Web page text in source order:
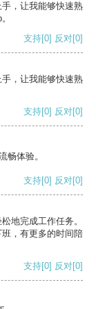
，让我能够快速熟
支持[0] 反对[0]
，让我能够快速熟
支持[0] 反对[0]
畅体验。
支持[0] 反对[0]
地完成工作任务。
，有更多的时间陪
支持[0] 反对[0]